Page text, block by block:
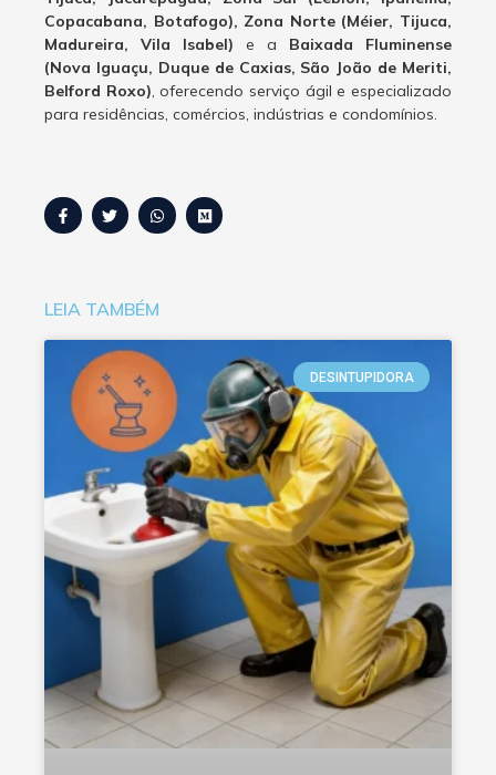
Copacabana, Botafogo), Zona Norte (Méier, Tijuca,
Madureira, Vila Isabel) e a Baixada Fluminense
(Nova Iguaçu, Duque de Caxias, São João de Meriti,
Belford Roxo), oferecendo serviço ágil e especializado
para residências, comércios, indústrias e condomínios.
LEIA TAMBÉM
DESINTUPIDORA